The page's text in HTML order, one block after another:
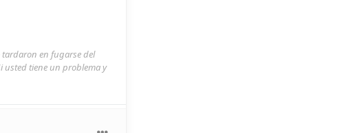
en fugarse del
usted tiene un problema y